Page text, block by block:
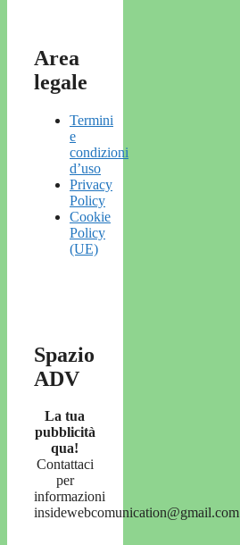
Area
legale
Termini
e
condizioni
d’uso
Privacy
Policy
Cookie
Policy
(UE)
Spazio
ADV
La tua
pubblicità
qua!
Contattaci
per
informazioni
insidewebcomunication@gmail.com